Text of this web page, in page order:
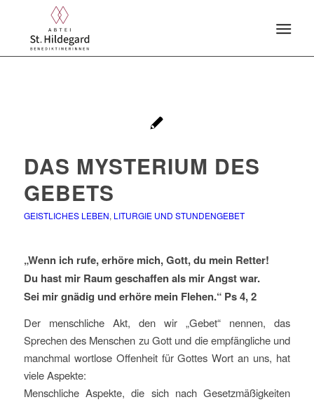
DAS MYSTERIUM DES
GEBETS
GEISTLICHES LEBEN, LITURGIE UND STUNDENGEBET
„Wenn ich rufe, erhöre mich, Gott, du mein Retter!
Du hast mir Raum geschaffenals mir Angst war.
Sei mir gnädig und erhöre mein Flehen.“ Ps 4, 2
Der menschliche Akt, den wir „Gebet“ nennen, das
Sprechen des Menschen zu Gott und die empfängliche und
manchmal wortlose Offenheit für Gottes Wort an uns, hat
viele Aspekte:
Menschliche Aspekte, die sich nach Gesetzmäßigkeiten